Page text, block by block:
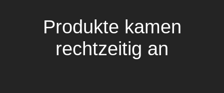
Produkte kamen
rechtzeitig an